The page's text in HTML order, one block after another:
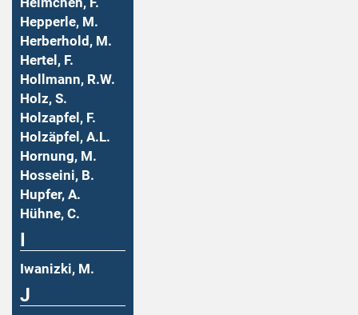
Hepperle, M.
Herberhold, M.
Hertel, F.
Hollmann, R.W.
Holz, S.
Holzapfel, F.
Holzäpfel, A.L.
Hornung, M.
Hosseini, B.
Hupfer, A.
Hühne, C.
Iwanizki, M.
J